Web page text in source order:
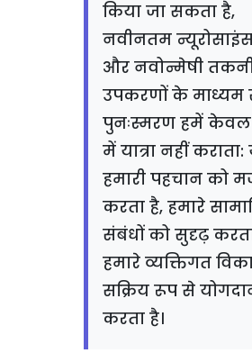
किया जा सकता है,
नवीनतम न्यूरोसाइंस
और नवोन्मेषी
उपकरणों के माध्यम
पुनःस्मरण हमें
में यात्रा नहीं कराता:
हमारी पहचान को
करता है, हमारे
संबंधों को सुदृढ़
हमारे व्यक्तिगत
सक्रिय रूप से
करता है।